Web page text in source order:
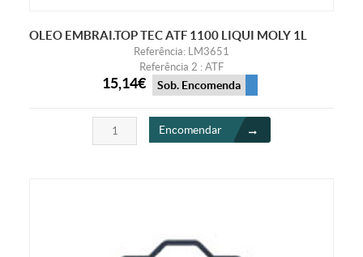
OLEO EMBRAI.TOP TEC ATF 1100 LIQUI MOLY 1L
Referência: LM3651
Referência 2 : ATF
15,14€ Sob. Encomenda
Encomendar